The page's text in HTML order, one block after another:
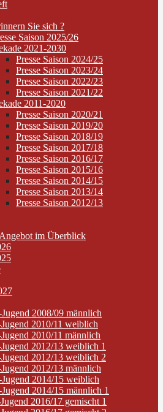
Sie sich ?
Saison 2025/26
2021-2030
Presse Saison 2024/25
Presse Saison 2023/24
Presse Saison 2022/23
Presse Saison 2021/22
2011-2020
Presse Saison 2020/21
Presse Saison 2019/20
Presse Saison 2018/19
Presse Saison 2017/18
Presse Saison 2016/17
Presse Saison 2015/16
Presse Saison 2014/15
Presse Saison 2013/14
Presse Saison 2012/13
im Überblick
2008/09 männlich
2010/11 weiblich
2010/11 männlich
2012/13 weiblich 1
2012/13 weiblich 2
2012/13 männlich
2014/15 weiblich
2014/15 männlich 1
2016/17 gemischt 1